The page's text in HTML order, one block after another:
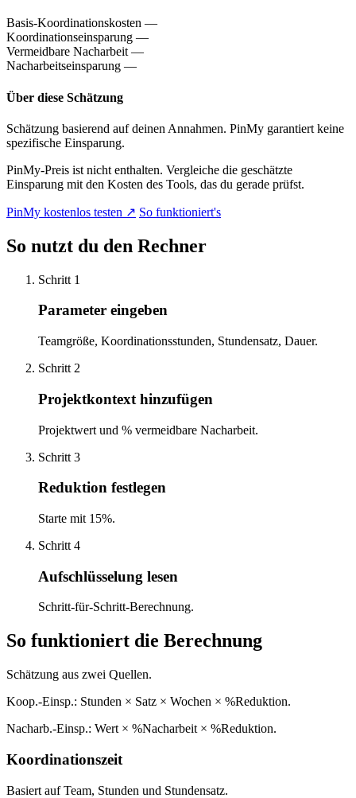
Basis-Koordinationskosten —
Koordinationseinsparung —
Vermeidbare Nacharbeit —
Nacharbeitseinsparung —
Über diese Schätzung
Schätzung basierend auf deinen Annahmen. PinMy garantiert keine
spezifische Einsparung.
PinMy-Preis ist nicht enthalten. Vergleiche die geschätzte
Einsparung mit den Kosten des Tools, das du gerade prüfst.
PinMy kostenlos testen ↗ So funktioniert's
So nutzt du den Rechner
Schritt 1
Parameter eingeben
Teamgröße, Koordinationsstunden, Stundensatz, Dauer.
Schritt 2
Projektkontext hinzufügen
Projektwert und % vermeidbare Nacharbeit.
Schritt 3
Reduktion festlegen
Starte mit 15%.
Schritt 4
Aufschlüsselung lesen
Schritt-für-Schritt-Berechnung.
So funktioniert die Berechnung
Schätzung aus zwei Quellen.
Koop.-Einsp.: Stunden × Satz × Wochen × %Reduktion.
Nacharb.-Einsp.: Wert × %Nacharbeit × %Reduktion.
Koordinationszeit
Basiert auf Team, Stunden und Stundensatz.